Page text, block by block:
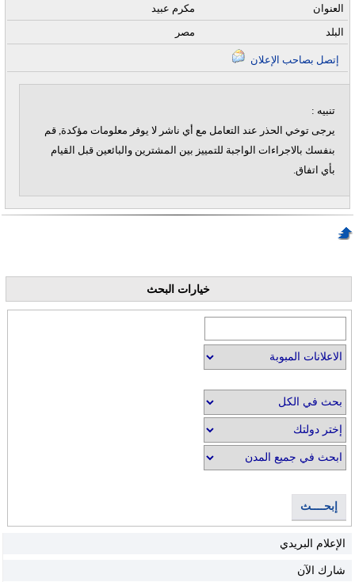
مكرم عبيد
العنوان
مصر
البلد
تنبيه :
يرجى توخي الحذر عند التعامل مع أي ناشر لا يوفر معلومات مؤكدة, قم
بنفسك بالاجراءات الواجبة للتمييز بين المشترين والبائعين قبل القيام
بأي اتفاق.
خيارات البحث
إبحــــث
الإعلام البريدي
شارك الآن